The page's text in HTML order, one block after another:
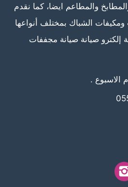
والمطاعم ايضا، كما نقدم
ومكيفات الشباك بمختلف أنواعها
إلكترو صيانة صيانة مجففات
الاسبوع .
تابعنا